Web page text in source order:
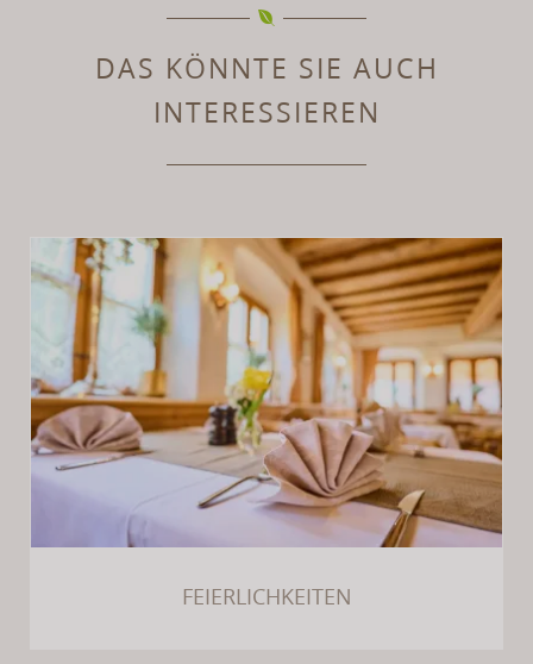
DAS KÖNNTE SIE AUCH
INTERESSIEREN
FEIERLICHKEITEN
FEIERLICHKEITEN